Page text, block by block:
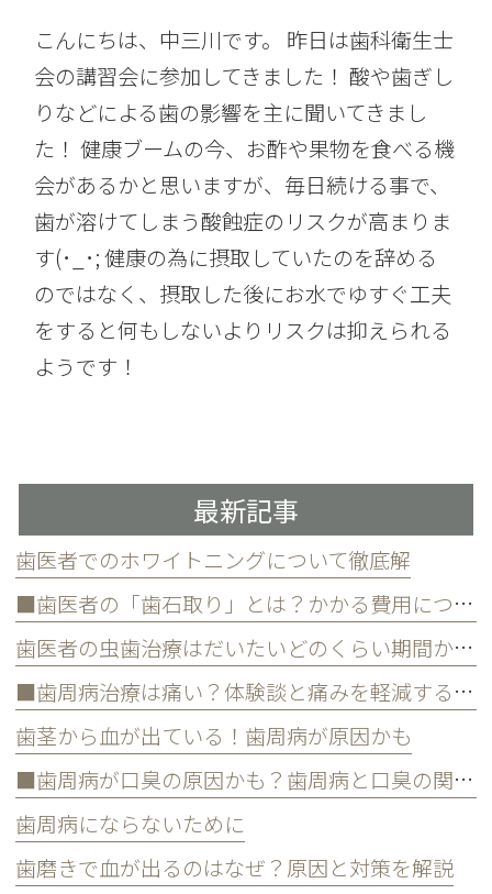
こんにちは、中三川です。 昨日は歯科衛生士
会の講習会に参加してきました！ 酸や歯ぎし
りなどによる歯の影響を主に聞いてきまし
た！ 健康ブームの今、お酢や果物を食べる機
会があるかと思いますが、毎日続ける事で、
歯が溶けてしまう酸蝕症のリスクが高まりま
す(･_･; 健康の為に摂取していたのを辞める
のではなく、摂取した後にお水でゆすぐ工夫
をすると何もしないよりリスクは抑えられる
ようです！
最新記事
歯医者でのホワイトニングについて徹底解
■歯医者の「歯石取り」とは？かかる費用について
歯医者の虫歯治療はだいたいどのくらい期間かかる？
■歯周病治療は痛い？体験談と痛みを軽減する方法
歯茎から血が出ている！歯周病が原因かも
■歯周病が口臭の原因かも？歯周病と口臭の関係について
歯周病にならないために
歯磨きで血が出るのはなぜ？原因と対策を解説